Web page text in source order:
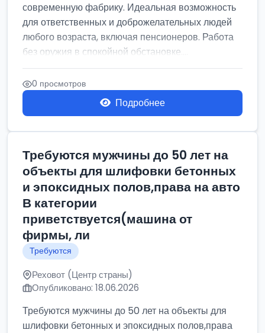
современную фабрику. Идеальная возможность
для ответственных и доброжелательных людей
любого возраста, включая пенсионеров. Работа
без оружия в спокойной обстановке....
0 просмотров
Подробнее
Требуются мужчины до 50 лет на
объекты для шлифовки бетонных
и эпоксидных полов,права на авто
В категории
приветствуется(машина от
фирмы, ли
Требуются
Реховот (Центр страны)
Опубликовано: 18.06.2026
Требуются мужчины до 50 лет на объекты для
шлифовки бетонных и эпоксидных полов,права